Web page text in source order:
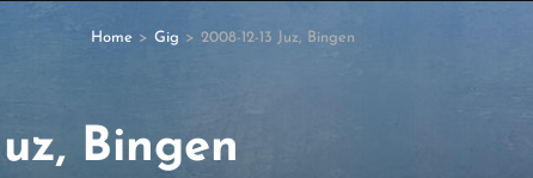
Home > Gig > 2008-12-13 Juz, Bingen
Bingen